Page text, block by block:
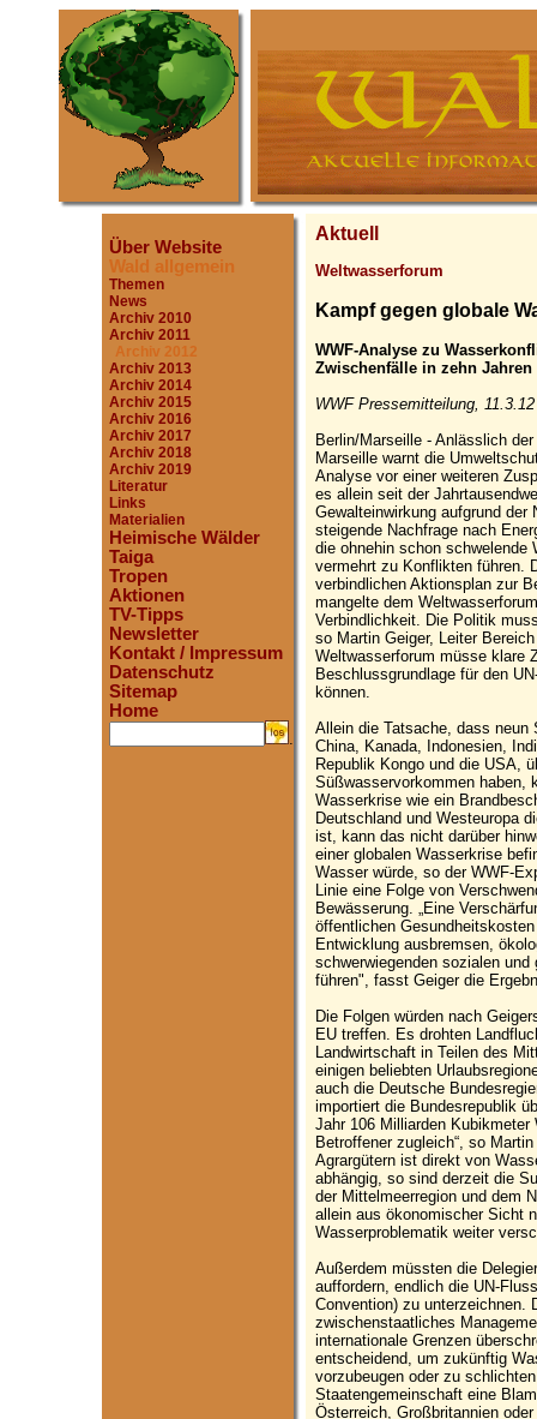
Über Website
Wald allgemein
Themen
News
Archiv 2010
Archiv 2011
Archiv 2012
Archiv 2013
Archiv 2014
Archiv 2015
Archiv 2016
Archiv 2017
Archiv 2018
Archiv 2019
Literatur
Links
Materialien
Heimische Wälder
Taiga
Tropen
Aktionen
TV-Tipps
Newsletter
Kontakt / Impressum
Datenschutz
Sitemap
Home
.
Aktuell
Weltwasserforum
Kampf gegen globale
WWF-Analyse zu
Zwischenfälle in zehn Jahren
WWF Pressemitteilung, 11.3.12
Berlin/Marseille - Anlässlich
Marseille warnt die
Analyse vor einer weiteren
es allein seit der
Gewalteinwirkung aufgrund
steigende Nachfrage nach
die ohnehin schon schwelende
vermehrt zu Konflikten führen.
verbindlichen Aktionsplan zur
mangelte dem
Verbindlichkeit. Die Politik
so Martin Geiger, Leiter
Weltwasserforum müsse klare
Beschlussgrundlage für den
können.
Allein die Tatsache, dass
China, Kanada, Indonesien,
Republik Kongo und die USA,
Süßwasservorkommen haben,
Wasserkrise wie ein
Deutschland und Westeuropa
ist, kann das nicht darüber
einer globalen Wasserkrise
Wasser würde, so der WWF-
Linie eine Folge von
Bewässerung. „Eine
öffentlichen
Entwicklung ausbremsen,
schwerwiegenden sozialen
führen", fasst Geiger die
Die Folgen würden nach
EU treffen. Es drohten
Landwirtschaft in Teilen des
einigen beliebten
auch die Deutsche
importiert die Bundesrepublik
Jahr 106 Milliarden Kubikmeter
Betroffener zugleich“, so
Agrargütern ist direkt von
abhängig, so sind derzeit die
der Mittelmeerregion und dem
allein aus ökonomischer Sicht
Wasserproblematik weiter
Außerdem müssten die
auffordern, endlich die UN-
Convention) zu unterzeichnen.
zwischenstaatliches
internationale Grenzen
entscheidend, um zukünftig
vorzubeugen oder zu
Staatengemeinschaft eine
Österreich, Großbritannien